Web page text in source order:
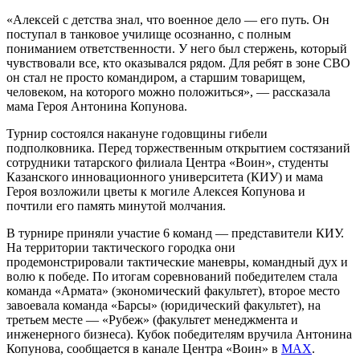
«Алексей с детства знал, что военное дело — его путь. Он
поступал в танковое училище осознанно, с полным
пониманием ответственности. У него был стержень, который
чувствовали все, кто оказывался рядом. Для ребят в зоне СВО
он стал не просто командиром, а старшим товарищем,
человеком, на которого можно положиться», — рассказала
мама Героя Антонина Копунова.
Турнир состоялся накануне годовщины гибели
подполковника. Перед торжественным открытием состязаний
сотрудники татарского филиала Центра «Воин», студенты
Казанского инновационного университета (КИУ) и мама
Героя возложили цветы к могиле Алексея Копунова и
почтили его память минутой молчания.
В турнире приняли участие 6 команд — представители КИУ.
На территории тактического городка они
продемонстрировали тактические маневры, командный дух и
волю к победе. По итогам соревнований победителем стала
команда «Армата» (экономический факультет), второе место
завоевала команда «Барсы» (юридический факультет), на
третьем месте — «Рубеж» (факультет менеджмента и
инженерного бизнеса). Кубок победителям вручила Антонина
Копунова, сообщается в канале Центра «Воин» в МАХ.